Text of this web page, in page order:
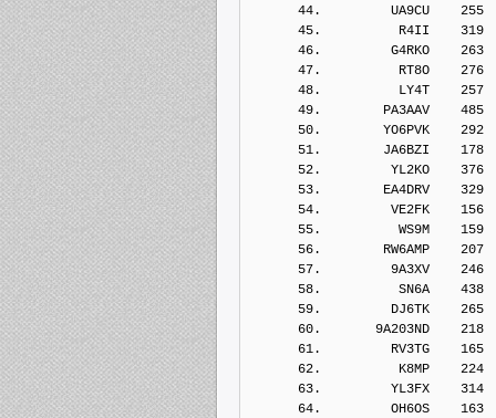
44.         UA9CU    255
45.          R4II    319
46.         G4RKO    263
47.          RT8O    276
48.          LY4T    257
49.        PA3AAV    485
50.        YO6PVK    292
51.        JA6BZI    178
52.         YL2KO    376
53.        EA4DRV    329
54.         VE2FK    156
55.          WS9M    159
56.        RW6AMP    207
57.         9A3XV    246
58.          SN6A    438
59.         DJ6TK    265
60.       9A203ND    218
61.         RV3TG    165
62.          K8MP    224
63.         YL3FX    314
64.         OH6OS    163